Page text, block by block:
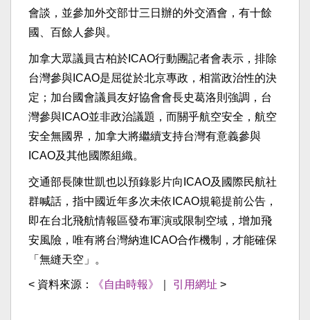
會談，並參加外交部廿三日辦的外交酒會，有十餘
國、百餘人參與。
加拿大眾議員古柏於ICAO行動團記者會表示，排除
台灣參與ICAO是屈從於北京專政，相當政治性的決
定；加台國會議員友好協會會長史葛洛則強調，台
灣參與ICAO並非政治議題，而關乎航空安全，航空
安全無國界，加拿大將繼續支持台灣有意義參與
ICAO及其他國際組織。
交通部長陳世凱也以預錄影片向ICAO及國際民航社
群喊話，指中國近年多次未依ICAO規範提前公告，
即在台北飛航情報區發布軍演或限制空域，增加飛
安風險，唯有將台灣納進ICAO合作機制，才能確保
「無縫天空」。
< 資料來源： 《自由時報》 引用網址 >